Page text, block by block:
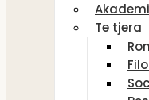
Te tjera